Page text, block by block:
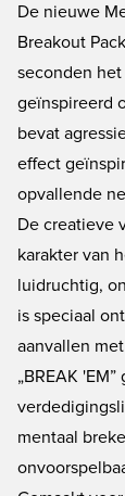
De nieuwe
Breakout
seconden
geïnspireerd
bevat
effect
opvallende
De creatieve
karakter van
luidruchtig,
is speciaal
aanvallen
„BREAK
mentaal